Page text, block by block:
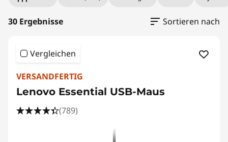
30 Ergebnisse Sortieren nach
Vergleichen
VERSANDFERTIG
Lenovo Essential USB-Maus
(789)